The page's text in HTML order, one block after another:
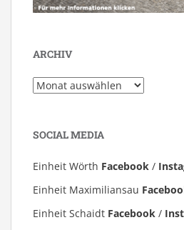
ARCHIV
Archiv
SOCIAL MEDIA
Einheit Wörth Facebook /
Einheit Maximiliansau
Einheit Schaidt Facebook /